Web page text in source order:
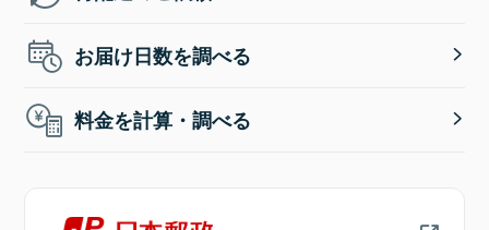
お届け日数を調べる
料金を計算・調べる